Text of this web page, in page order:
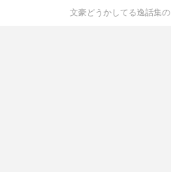
文豪どうかしてる逸話集の